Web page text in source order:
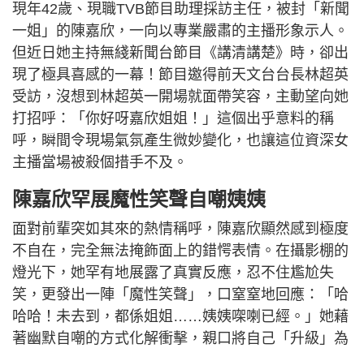
現年42歲、現職TVB節目助理採訪主任，被封「新聞
一姐」的陳嘉欣，一向以專業嚴肅的主播形象示人。
但近日她主持無綫新聞台節目《講清講楚》時，卻出
現了極具喜感的一幕！節目邀得前天文台台長林超英
受訪，沒想到林超英一開場就面帶笑容，主動望向她
打招呼：「你好呀嘉欣姐姐！」這個出乎意料的稱
呼，瞬間令現場氣氛產生微妙變化，也讓這位資深女
主播當場被殺個措手不及。
陳嘉欣罕展魔性笑聲自嘲姨姨
面對前輩突如其來的熱情稱呼，陳嘉欣顯然感到極度
不自在，完全無法掩飾面上的錯愕表情。在攝影棚的
燈光下，她罕有地展露了真實反應，忍不住尷尬失
笑，更發出一陣「魔性笑聲」，口窒窒地回應：「哈
哈哈！未去到，都係姐姐……姨姨㗎喇已經。」她藉
著幽默自嘲的方式化解衝擊，親口將自己「升級」為